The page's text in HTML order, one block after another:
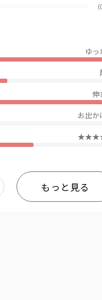
ゆっ
伸
お出か
もっと見る